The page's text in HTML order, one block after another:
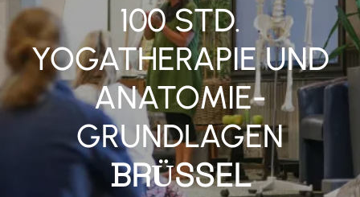
100 STD.
YOGATHERAPIE UND
ANATOMIE-
GRUNDLAGEN
BRÜSSEL